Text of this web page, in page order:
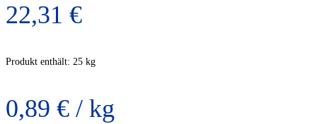
22,31 €
Produkt enthält: 25 kg
0,89 € / kg